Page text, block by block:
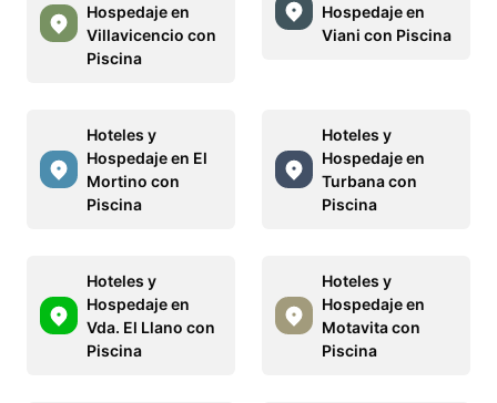
Hospedaje en
Villavicencio con
Piscina
Hospedaje en
Viani con Piscina
Hoteles y
Hospedaje en El
Mortino con
Piscina
Hoteles y
Hospedaje en
Turbana con
Piscina
Hoteles y
Hospedaje en
Vda. El Llano con
Piscina
Hoteles y
Hospedaje en
Motavita con
Piscina